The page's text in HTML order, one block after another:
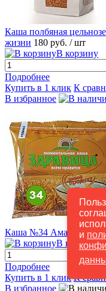
и
Каша полбяная
жизни 180 руб. / шт
В корзину
Подробнее
Купить в 1 клик К
В избранное
Каша №34 Амарантовая
В корзину
Подробнее
Купить в 1 клик К
В избранное